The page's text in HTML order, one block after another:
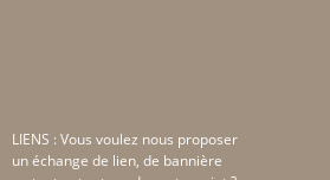
LIENS : Vous voulez nous proposer
un échange de lien, de bannière